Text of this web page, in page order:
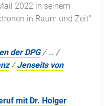
2022 in seinem
in Raum und Zeit"
der DPG /… /
/Jenseits von
mit Dr. Holger